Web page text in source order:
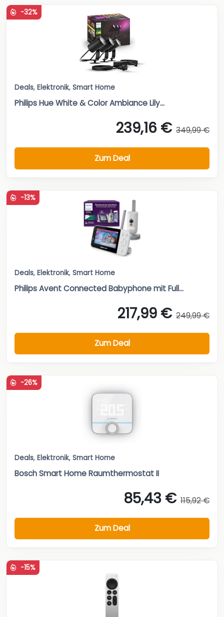
-32%
Deals, Elektronik, Smart Home
Philips Hue White & Color Ambiance Lily...
239,16 € 349,99 €
Zum Deal
-13%
Deals, Elektronik, Smart Home
Philips Avent Connected Babyphone mit Full...
217,99 € 249,99 €
Zum Deal
-26%
Deals, Elektronik, Smart Home
Bosch Smart Home Raumthermostat II
85,43 € 115,92 €
Zum Deal
-15%